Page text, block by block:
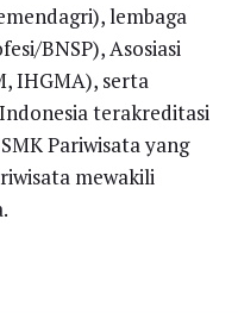
lembaga
BNSP), Asosiasi
IHGMA), serta
terakreditasi
Pariwisata yang
mewakili